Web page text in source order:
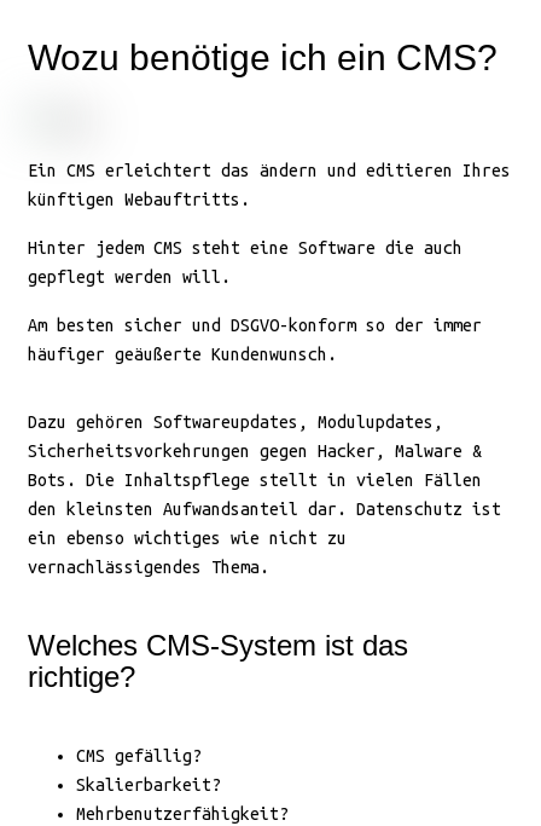
Wozu benötige ich ein CMS?
Ein CMS erleichtert das ändern und editieren Ihres
künftigen Webauftritts.
Hinter jedem CMS steht eine Software die auch
gepflegt werden will.
Am besten sicher und DSGVO-konform so der immer
häufiger geäußerte Kundenwunsch.
Dazu gehören Softwareupdates, Modulupdates,
Sicherheitsvorkehrungen gegen Hacker, Malware &
Bots. Die Inhaltspflege stellt in vielen Fällen
den kleinsten Aufwandsanteil dar. Datenschutz ist
ein ebenso wichtiges wie nicht zu
vernachlässigendes Thema.
Welches CMS-System ist das
richtige?
CMS gefällig?
Skalierbarkeit?
Mehrbenutzerfähigkeit?